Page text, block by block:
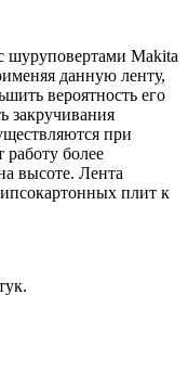
шуруповертами Makita
данную ленту,
вероятность его
закручивания
при
более
высоте. Лента
плит к